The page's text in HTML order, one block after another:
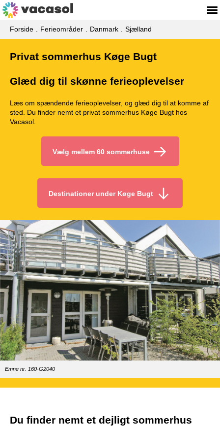
Forside Ferieområder Danmark Sjælland
Privat sommerhus Køge Bugt
Glæd dig til skønne ferieoplevelser
Læs om spændende ferieoplevelser, og glæd dig til at komme af
sted. Du finder nemt et privat sommerhus Køge Bugt hos
Vacasol.
Vælg mellem 60 sommerhuse
Destinationer under Køge Bugt
Emne nr. 160-G2040
Du finder nemt et dejligt sommerhus